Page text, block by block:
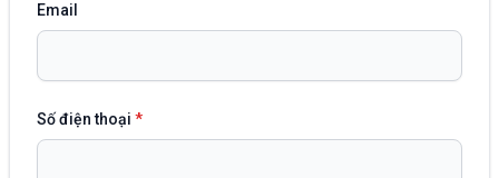
Email
Số điện thoại *